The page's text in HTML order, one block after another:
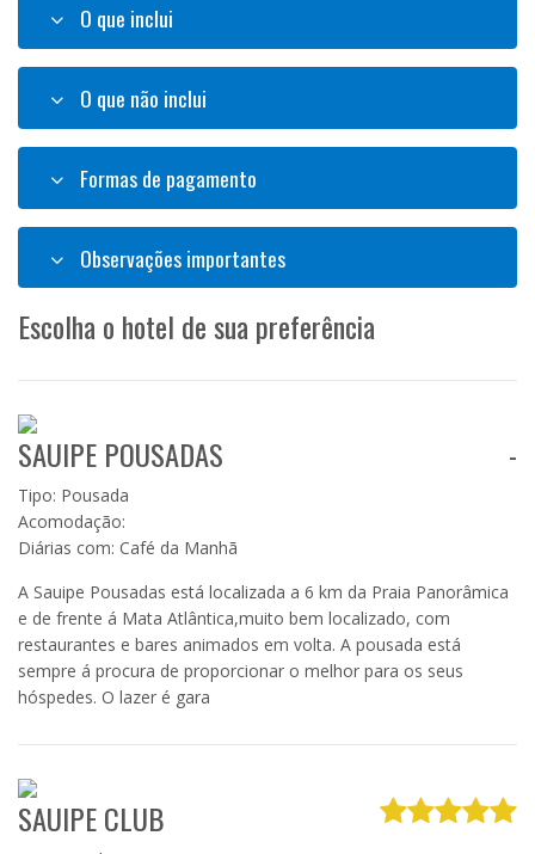
O que inclui
O que não inclui
Formas de pagamento
Observações importantes
Escolha o hotel de sua preferência
SAUIPE POUSADAS -
Tipo: Pousada
Acomodação:
Diárias com: Café da Manhã
A Sauipe Pousadas está localizada a 6 km da Praia Panorâmica
e de frente á Mata Atlântica,muito bem localizado, com
restaurantes e bares animados em volta. A pousada está
sempre á procura de proporcionar o melhor para os seus
hóspedes. O lazer é gara
SAUIPE CLUB